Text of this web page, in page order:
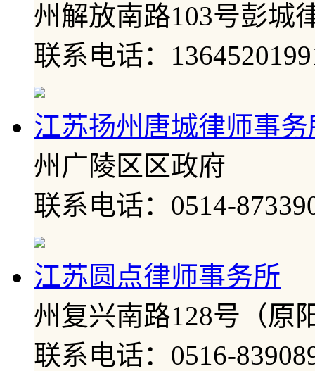
州解放南路103号彭城
联系电话：
江苏扬州唐城律师事务
州广陵区区政府
联系电话：0514-
江苏圆点律师事务所
州复兴南路128号（原
联系电话：0516-